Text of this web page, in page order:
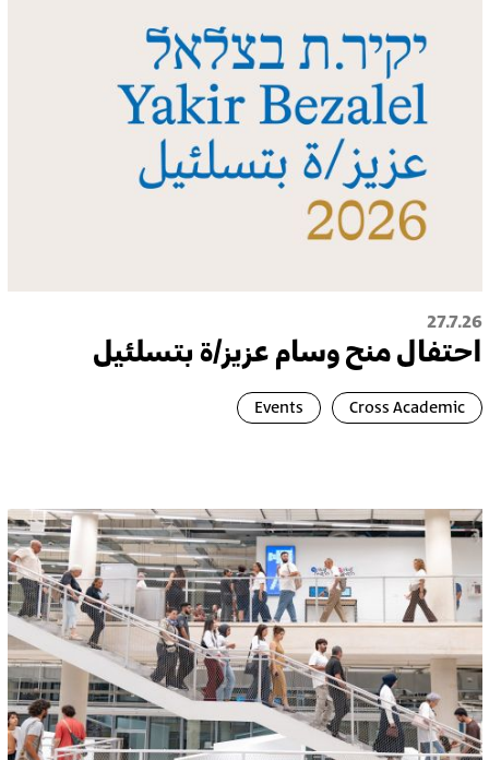
27.7.26
احتفال منح وسام عزيز/ة بتسلئيل
Cross Academic
Events